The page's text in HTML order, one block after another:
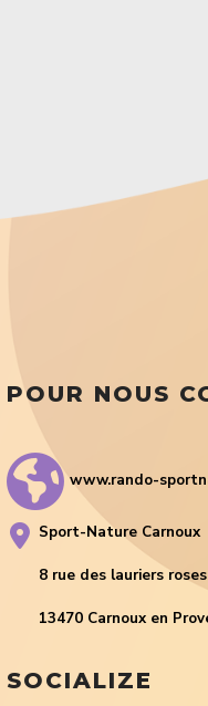
POUR NOUS
www.rando-
Sport-Nature Carnoux
8 rue des lauriers roses
13470 Carnoux en
SOCIALIZE